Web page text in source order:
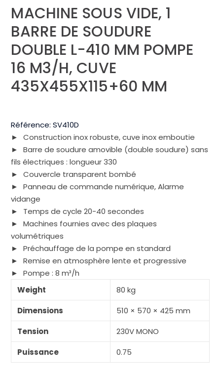
MACHINE SOUS VIDE, 1
BARRE DE SOUDURE
DOUBLE L-410 MM POMPE
16 M3/H, CUVE
435X455X115+60 MM
Référence:SV410D
Construction inox robuste, cuve inox emboutie
Barre de soudure amovible (double soudure) sans
fils électriques : longueur 330
Couvercle transparent bombé
Panneau de commande numérique, Alarme
vidange
Temps de cycle 20-40 secondes
Machines fournies avec des plaques
volumétriques
Préchauffage de la pompe en standard
Remise en atmosphère lente et progressive
Pompe : 8 m³/h
Weight
80 kg
Dimensions
510 × 570 × 425 mm
Tension
230V MONO
Puissance
0.75